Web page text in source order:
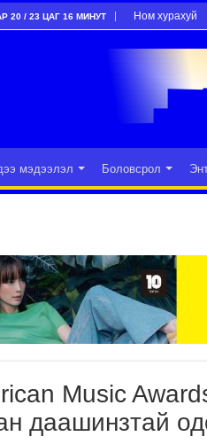
20 / 23 ЦАГ 16 МИНУТ Ном хурахуй
мэдээлэл Боловсрол
Music
даашинзтай